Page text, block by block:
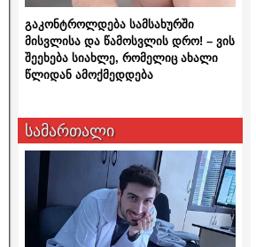
გაკონტროლდება სამსახურში
მისვლისა და წამოსვლის დრო! – ვის
შეეხება სიახლე, რომელიც ახალი
წლიდან ამოქმედდება
სამართალი